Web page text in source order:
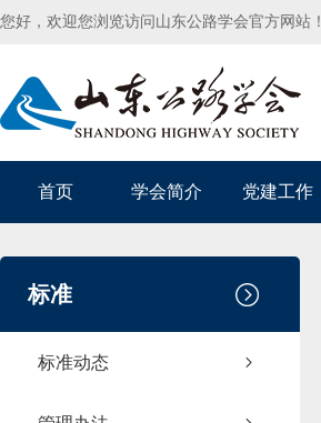
您好，欢迎您浏览访问山东公路学会官方网站！
首页 学会简介 党建工作
标准
标准动态